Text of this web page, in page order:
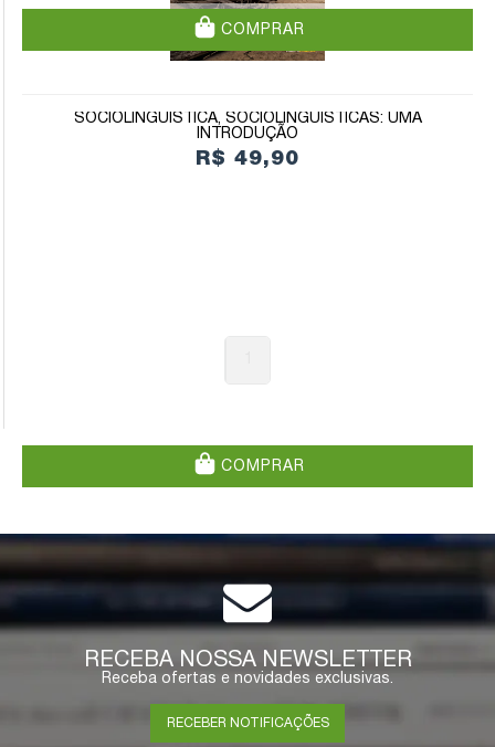
COMPRAR
SOCIOLINGUÍSTICA, SOCIOLINGUÍSTICAS: UMA
INTRODUÇÃO
R$ 49,90
COMPRAR
RECEBA NOSSA NEWSLETTER
Receba ofertas e novidades exclusivas.
RECEBER NOTIFICAÇÕES